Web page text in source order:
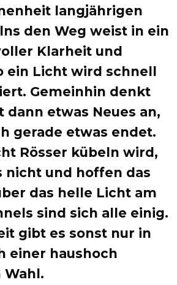
langjährigen
den Weg weist in ein
Klarheit und
ein Licht wird schnell
Gemeinhin denkt
dann etwas Neues an,
gerade etwas endet.
Rösser kübeln wird,
nicht und hoffen das
das helle Licht am
sind sich alle einig.
gibt es sonst nur in
einer haushoch